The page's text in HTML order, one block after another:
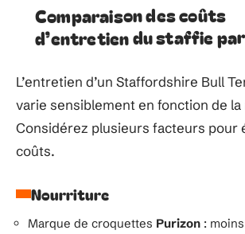
Comparaison des coûts
d’entretien du staffie
L’entretien d’un Staffordshire Bull
varie sensiblement en fonction de la
Considérez plusieurs facteurs pour
coûts.
Nourriture
Marque de croquettes Purizon :